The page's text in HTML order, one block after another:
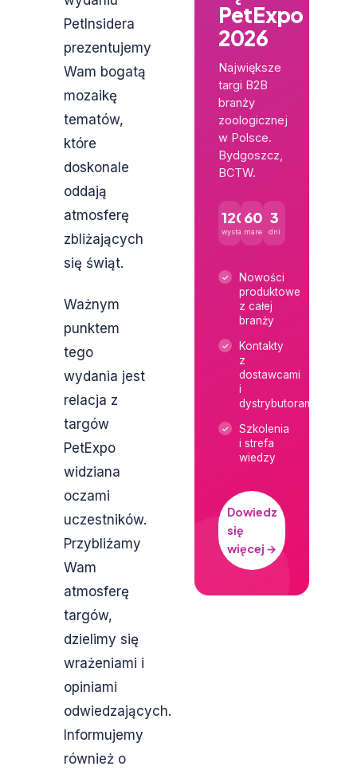
PetInsidera
prezentujemy
Wam bogatą
mozaikę
tematów,
które
doskonale
oddają
atmosferę
zbliżających
się świąt.
Ważnym
punktem
tego
wydania jest
relacja z
targów
PetExpo
widziana
oczami
uczestników.
Przybliżamy
Wam
atmosferę
targów,
dzielimy się
wrażeniami i
opiniami
odwiedzających.
Informujemy
również o
PetExpo
2026
Największe
targi B2B
branży
zoologicznej
w Polsce.
Bydgoszcz,
BCTW.
120+
wystawców
600+
marek
3
dni
Nowości
produktowe
z całej
branży
Kontakty
z
dostawcami
i
dystrybutorami
Szkolenia
i strefa
wiedzy
Dowiedz
się
więcej →